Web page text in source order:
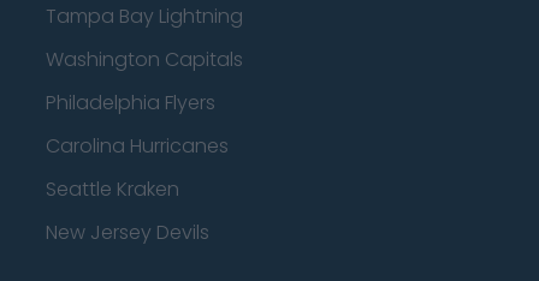
Tampa Bay Lightning
Washington Capitals
Philadelphia Flyers
Carolina Hurricanes
Seattle Kraken
New Jersey Devils